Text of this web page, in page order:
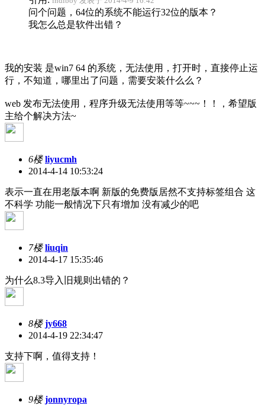
问个问题，64位的系统不能运行32位的版本？
我怎么总是软件出错？
我的安装 是win7 64 的系统，无法使用，打开时，直接停止运
行，不知道，哪里出了问题，需要安装什么么？
web 发布无法使用，程序升级无法使用等等~~~！！，希望版
主给个解决方法~
6楼 liyucmh
2014-4-14 10:53:24
表示一直在用老版本啊 新版的免费版居然不支持标签组合 这
不科学 功能一般情况下只有增加 没有减少的吧
7楼 liuqin
2014-4-17 15:35:46
为什么8.3导入旧规则出错的？
8楼 jy668
2014-4-19 22:34:47
支持下啊，值得支持！
9楼 jonnyropa